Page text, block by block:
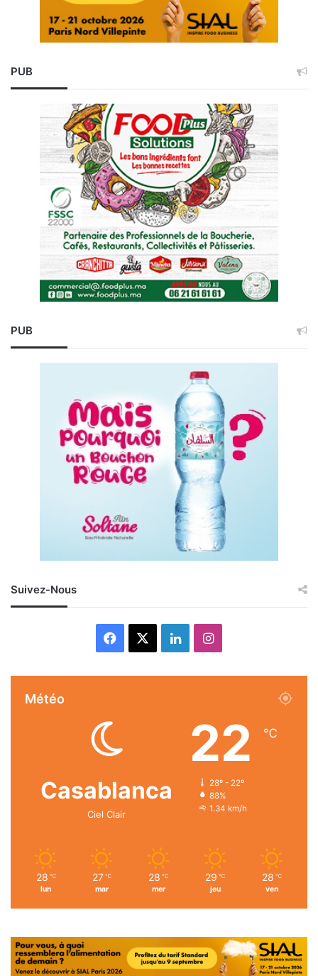
PUB
PUB
Suivez-Nous
Facebook LinkedinInstagram
Météo
Casablanca
Ciel Clair
22 ℃
28º - 22º
88%
1.34 km/h
28 ℃
lun
27 ℃
mar
28 ℃
mer
29 ℃
jeu
28 ℃
ven